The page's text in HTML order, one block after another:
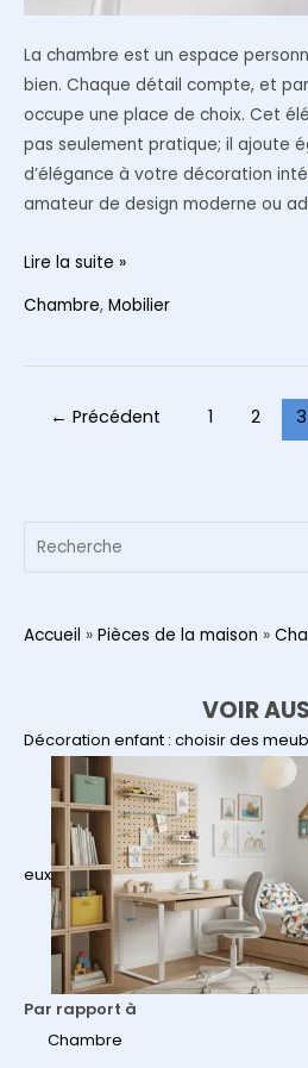
La chambre est un espace
bien. Chaque détail compte, et
occupe une place de choix. Cet
pas seulement pratique; il ajoute
d’élégance à votre décoration
amateur de design moderne ou
Comment
chambre
Lire la suite »
Chambre, Mobilier
Pagination
← Précédent 1 2 3
Accueil » Pièces de la maison »
VOIR
Décoration enfant : choisir des
eux
Par rapport à
Chambre